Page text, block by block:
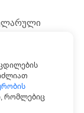
რომლებიც